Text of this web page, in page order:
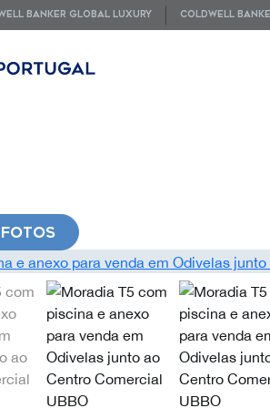
BANKER GLOBAL LUXURY COLDWELL
FOTOS